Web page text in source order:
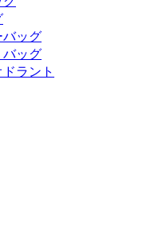
バッグ
バッグ
ラント